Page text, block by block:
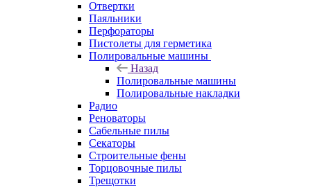
Отвертки
Паяльники
Перфораторы
Пистолеты для герметика
Полировальные машины
Назад
Полировальные машины
Полировальные накладки
Радио
Реноваторы
Сабельные пилы
Секаторы
Строительные фены
Торцовочные пилы
Трещотки